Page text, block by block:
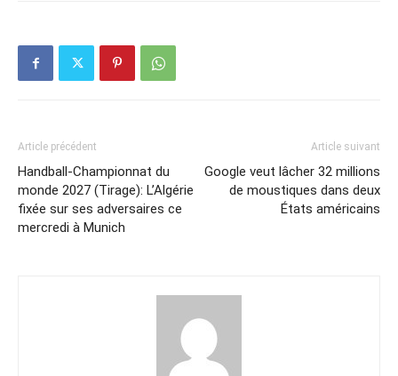
Article précédent
Handball-Championnat du
monde 2027 (Tirage): L’Algérie
fixée sur ses adversaires ce
mercredi à Munich
Article suivant
Google veut lâcher 32 millions
de moustiques dans deux
États américains